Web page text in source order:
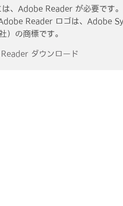
、Adobe Reader が必要です。
Reader ロゴは、Adobe
）の商標です。
ダウンロード